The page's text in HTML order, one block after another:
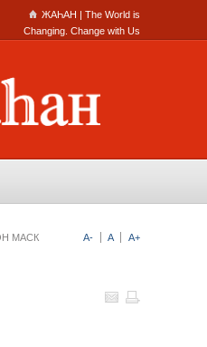
ЖАҺАН | The World is
Changing. Change with Us
МАСК A- A A+